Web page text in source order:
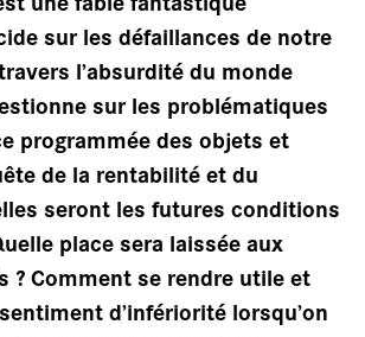
sur les défaillances de notre
l’absurdité du monde
sur les problématiques
programmée des objets et
de la rentabilité et du
seront les futures conditions
place sera laissée aux
? Comment se rendre utile et
d’infériorité lorsqu’on